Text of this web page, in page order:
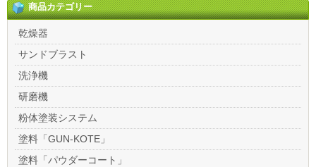
商品カテゴリー
乾燥器
サンドブラスト
洗浄機
研磨機
粉体塗装システム
塗料「GUN-KOTE」
塗料「パウダーコート」